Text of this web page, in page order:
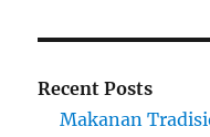
Recent Posts
Makanan